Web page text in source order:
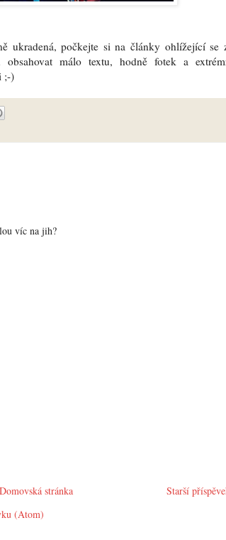
ukradená, počkejte si na články ohlížející se
obsahovat málo textu, hodně fotek a
;-)
víc na jih?
Starší
Domovská stránka
(Atom)